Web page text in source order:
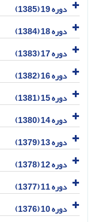
دوره 19 (1385)
دوره 18 (1384)
دوره 17 (1383)
دوره 16 (1382)
دوره 15 (1381)
دوره 14 (1380)
دوره 13 (1379)
دوره 12 (1378)
دوره 11 (1377)
دوره 10 (1376)